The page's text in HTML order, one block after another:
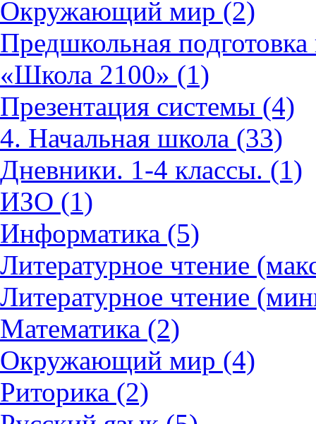
Окружающий мир (2)
Предшкольная
«Школа 2100» (1)
Презентация системы (4)
4. Начальная школа (33)
Дневники. 1-4 классы. (1)
ИЗО (1)
Информатика (5)
Литературное чтение
Литературное чтение
Математика (2)
Окружающий мир (4)
Риторика (2)